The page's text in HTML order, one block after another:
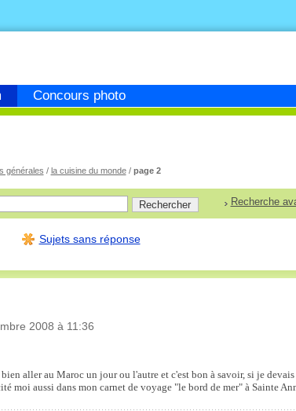
Concours photo
générales / la cuisine du monde/ page 2
Recherche
Sujets sans réponse
2008 à 11:36
aller au Maroc un jour ou l'autre et c'est bon à savoir, si je
moi aussi dans mon carnet de voyage "le bord de mer" à Sainte